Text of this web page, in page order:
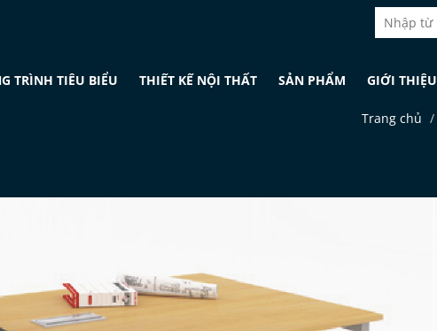
TRÌNH TIÊU BIỂU THIẾT KẾ NỘI THẤT SẢN PHẨM GIỚI THIỆU
Trang chủ